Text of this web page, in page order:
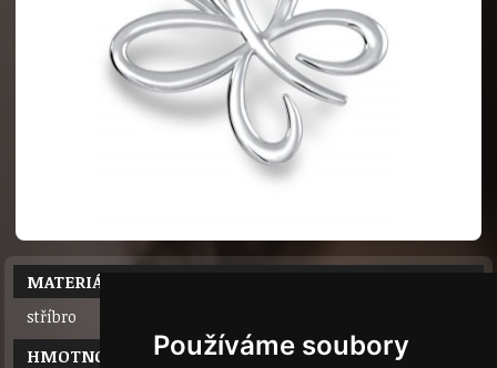
Používáme soubory
MATERIÁL
stříbro
HMOTNOST